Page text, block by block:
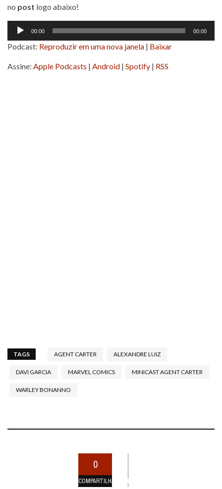
no post logo abaixo!
Tocador
áudio
00:00 00:00
Podcast: Reproduzir em uma nova janela | Baixar
Assine: Apple Podcasts | Android | Spotify | RSS
TAGS AGENT CARTER ALEXANDRE LUIZ
DAVI GARCIA MARVEL COMICS MINICAST AGENT CARTER
WARLEY BONANNO
0
COMPARTILHAMENTOS